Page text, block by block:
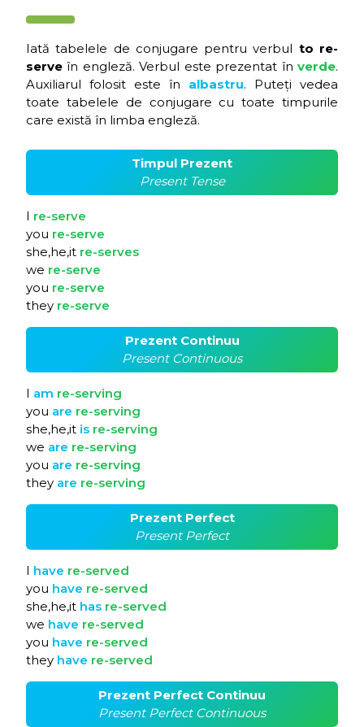
Iată tabelele de conjugare pentru verbul to re-
serve în engleză. Verbul este prezentat în verde.
Auxiliarul folosit este în albastru. Puteți vedea
toate tabelele de conjugare cu toate timpurile
care există în limba engleză.
Timpul Prezent
Present Tense
I re-serve
you re-serve
she,he,it re-serves
we re-serve
you re-serve
they re-serve
Prezent Continuu
Present Continuous
I am re-serving
you are re-serving
she,he,it is re-serving
we are re-serving
you are re-serving
they are re-serving
Prezent Perfect
Present Perfect
I have re-served
you have re-served
she,he,it has re-served
we have re-served
you have re-served
they have re-served
Prezent Perfect Continuu
Present Perfect Continuous